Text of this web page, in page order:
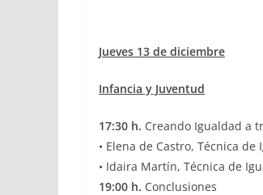
Jueves 13 de diciembre
Infancia y Juventud
17:30 h. Creando Igualdad a
• Elena de Castro, Técnica
• Idaira Martín, Técnica de
19:00 h. Conclusiones